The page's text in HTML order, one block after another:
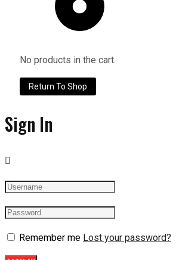
No products in the cart.
Return To Shop
Sign In
Remember me Lost your password?